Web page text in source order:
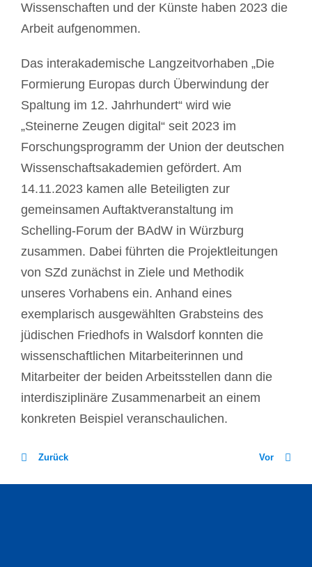
Wissenschaften und der Künste haben 2023 die
Arbeit aufgenommen.
Das interakademische Langzeitvorhaben „Die
Formierung Europas durch Überwindung der
Spaltung im 12. Jahrhundert“ wird wie
„Steinerne Zeugen digital“ seit 2023 im
Forschungsprogramm der Union der deutschen
Wissenschaftsakademien gefördert. Am
14.11.2023 kamen alle Beteiligten zur
gemeinsamen Auftaktveranstaltung im
Schelling-Forum der BAdW in Würzburg
zusammen. Dabei führten die Projektleitungen
von SZd zunächst in Ziele und Methodik
unseres Vorhabens ein. Anhand eines
exemplarisch ausgewählten Grabsteins des
jüdischen Friedhofs in Walsdorf konnten die
wissenschaftlichen Mitarbeiterinnen und
Mitarbeiter der beiden Arbeitsstellen dann die
interdisziplinäre Zusammenarbeit an einem
konkreten Beispiel veranschaulichen.
Zurück Vor